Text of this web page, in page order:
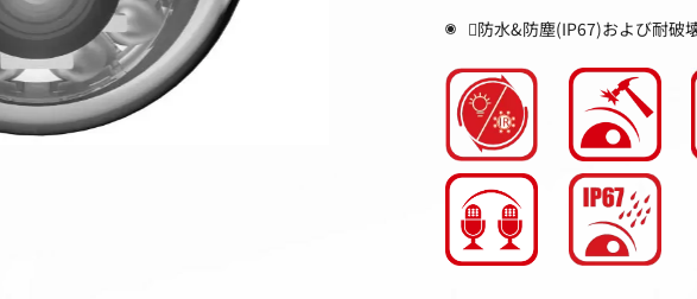
防水&防塵(IP67)および耐破